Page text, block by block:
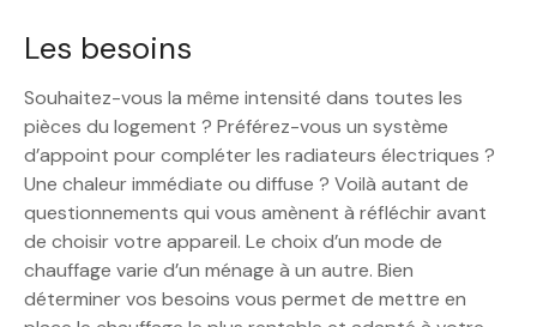
Les besoins
Souhaitez-vous la même intensité dans toutes les
pièces du logement ? Préférez-vous un système
d’appoint pour compléter les radiateurs électriques ?
Une chaleur immédiate ou diffuse ? Voilà autant de
questionnements qui vous amènent à réfléchir avant
de choisir votre appareil. Le choix d’un mode de
chauffage varie d’un ménage à un autre. Bien
déterminer vos besoins vous permet de mettre en